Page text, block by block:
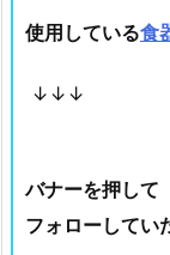
使用している食
↓↓↓
バナーを押して
フォローしてい